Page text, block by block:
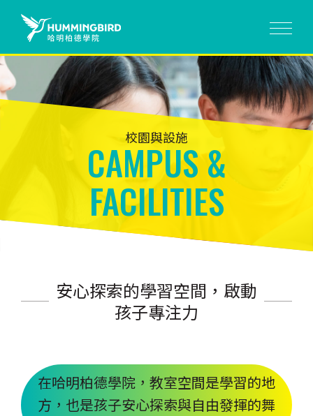
校園與設施
CAMPUS &
FACILITIES
安心探索的學習空間，啟動
孩子專注力
在哈明柏德學院，教室空間是學習的地
方，也是孩子安心探索與自由發揮的舞